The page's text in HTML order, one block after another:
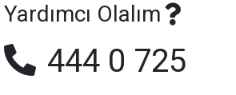
Yardımcı Olalım
444 0 725